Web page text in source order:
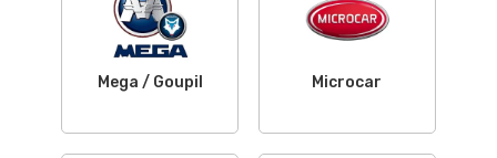
Mega / Goupil Microcar